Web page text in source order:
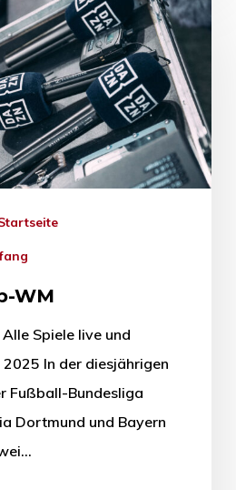
Startseite
WM
Spiele live und
In der diesjährigen
Fußball-Bundesliga
Dortmund und Bayern